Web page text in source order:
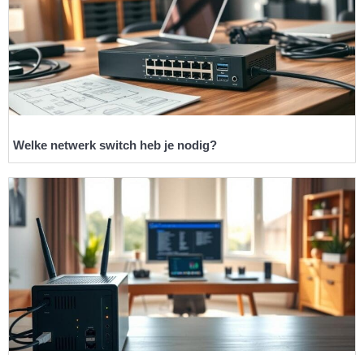
Welke netwerk switch heb je nodig?